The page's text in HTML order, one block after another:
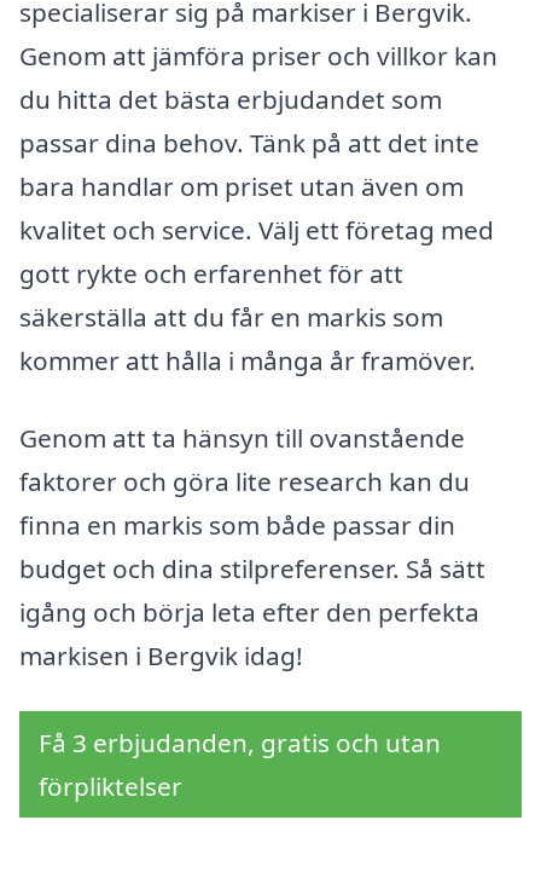
specialiserar sig på markiser i Bergvik.
Genom att jämföra priser och villkor kan
du hitta det bästa erbjudandet som
passar dina behov. Tänk på att det inte
bara handlar om priset utan även om
kvalitet och service. Välj ett företag med
gott rykte och erfarenhet för att
säkerställa att du får en markis som
kommer att hålla i många år framöver.
Genom att ta hänsyn till ovanstående
faktorer och göra lite research kan du
finna en markis som både passar din
budget och dina stilpreferenser. Så sätt
igång och börja leta efter den perfekta
markisen i Bergvik idag!
Få 3 erbjudanden, gratis och utan
förpliktelser